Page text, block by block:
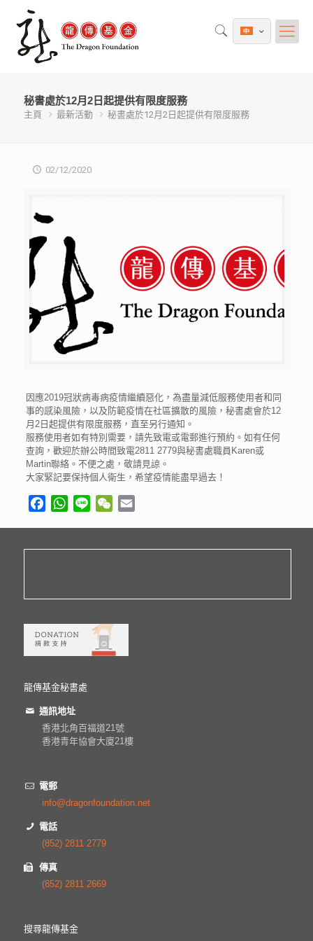
秘書處於12月2日起提供有限度服務
主頁 最新活動 秘書處於12月2日起提供有限度服務
02/12/2020
因應2019冠狀病毒病疫情繼續惡化，為盡量減低服務使用者和同
事的感染風險，以及防範疫情在社區擴散的風險，秘書處會於12
月2日起提供有限度服務，直至另行通知。
服務使用者如有特別需要，請先致電或電郵進行預約。如有任何
查詢，歡迎於辦公時間致電2811 2779與秘書處職員Karen或
Martin聯絡。不便之處，敬請見諒。
大家緊記要保持個人衛生，希望疫情能盡早過去！
FacebookWhatsApp
Line WeChat
龍傳基金秘書處
通訊地址
香港北角百福道21號
香港青年協會大廈21樓
電郵
info@dragonfoundation.net
電話
(852) 2811 2779
傳真
(852) 2811 2669
搜尋龍傳基金